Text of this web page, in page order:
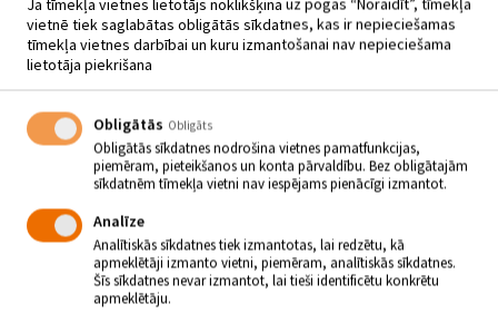
RUBENES TAUTAS NAMA DEJU
KOLEKTĪVS DRAISKĀS PEONIJAS
vietnē tiek saglabātas obligātās sīkdatnes, kas ir nepieciešamas
tīmekļa vietnes darbībai un kuru izmantošanai nav nepieciešama
lietotāja piekrišana
Obligātās Obligāts
Obligātās sīkdatnes nodrošina vietnes pamatfunkcijas,
piemēram, pieteikšanos un konta pārvaldību. Bez obligātajām
sīkdatnēm tīmekļa vietni nav iespējams pienācīgi izmantot.
Analīze
Analītiskās sīkdatnes tiek izmantotas, lai redzētu, kā
apmeklētāji izmanto vietni, piemēram, analītiskās sīkdatnes.
Šīs sīkdatnes nevar izmantot, lai tieši identificētu konkrētu
apmeklētāju.